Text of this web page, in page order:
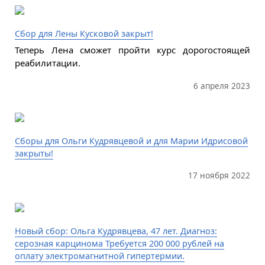
Сбор для Лены Кусковой закрыт!
Теперь Лена сможет пройти курс дорогостоящей
реабилитации.
6 апреля 2023
Сборы для Ольги Кудрявцевой и для Марии Идрисовой
закрыты!
17 ноября 2022
Новый сбор: Ольга Кудрявцева, 47 лет. Диагноз:
серозная карцинома Требуется 200 000 рублей на
оплату электромагнитной гипертермии.